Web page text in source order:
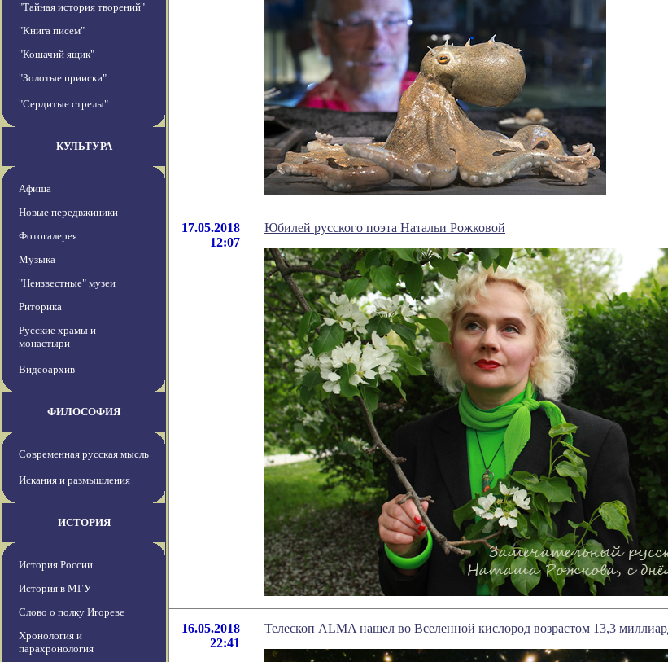
"Тайная история творений"
"Книга писем"
"Кошачий ящик"
"Золотые прииски"
"Сердитые стрелы"
КУЛЬТУРА
Афиша
Новые передвжиники
Фотогалерея
Музыка
"Неизвестные" музеи
Риторика
Русские храмы и
монастыри
Видеоархив
ФИЛОСОФИЯ
Современная русская мысль
Искания и размышления
ИСТОРИЯ
История России
История в МГУ
Слово о полку Игореве
Хронология и
парахронология
17.05.2018
12:07
Юбилей русского поэта Натальи Рожковой
16.05.2018
22:41
Телескоп ALMA нашел во Вселенной кислород возрастом 13,3